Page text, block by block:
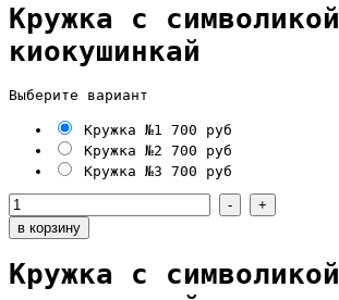
Кружка с символикой
киокушинкай
Выберите вариант
Кружка №1
700 руб
Кружка №2 700 руб
Кружка №3 700 руб
Кружка с символикой